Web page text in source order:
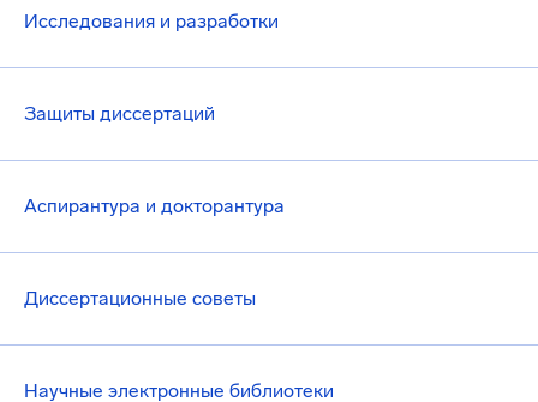
Исследования и разработки
Защиты диссертаций
Аспирантура и докторантура
Диссертационные советы
Научные электронные библиотеки